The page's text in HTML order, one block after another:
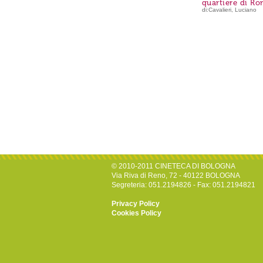
quartiere di
di:Cavalieri, Luciano
© 2010-2011 CINETECA DI BOLOGNA
Via Riva di Reno, 72 - 40122 BOLOGNA
Segreteria: 051.2194826 - Fax: 051.2194821
Privacy Policy
Cookies Policy